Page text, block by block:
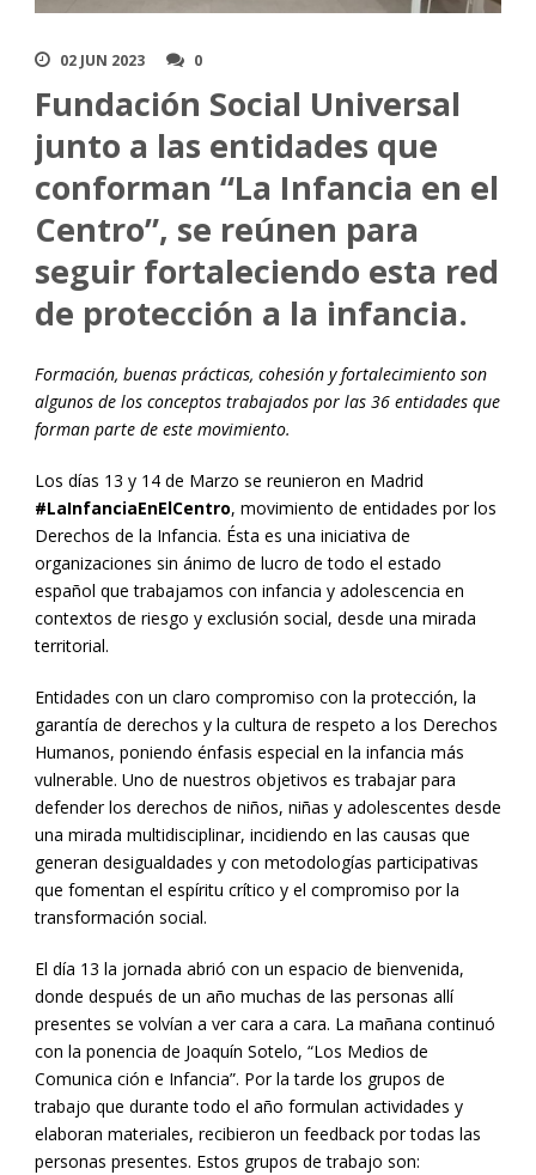
02 JUN 2023 0
Fundación Social Universal
junto a las entidades que
conforman “La Infancia en el
Centro”, se reúnen para
seguir fortaleciendo esta red
de protección a la infancia.
Formación, buenas prácticas, cohesión y fortalecimiento son
algunos de los conceptos trabajados por las 36 entidades que
forman parte de este movimiento.
Los días 13 y 14 de Marzo se reunieron en Madrid
#LaInfanciaEnElCentro, movimiento de entidades por los
Derechos de la Infancia. Ésta es una iniciativa de
organizaciones sin ánimo de lucro de todo el estado
español que trabajamos con infancia y adolescencia en
contextos de riesgo y exclusión social, desde una mirada
territorial.
Entidades con un claro compromiso con la protección, la
garantía de derechos y la cultura de respeto a los Derechos
Humanos, poniendo énfasis especial en la infancia más
vulnerable. Uno de nuestros objetivos es trabajar para
defender los derechos de niños, niñas y adolescentes desde
una mirada multidisciplinar, incidiendo en las causas que
generan desigualdades y con metodologías participativas
que fomentan el espíritu crítico y el compromiso por la
transformación social.
El día 13 la jornada abrió con un espacio de bienvenida,
donde después de un año muchas de las personas allí
presentes se volvían a ver cara a cara. La mañana continuó
con la ponencia de Joaquín Sotelo, “Los Medios de
Comunica ción e Infancia”. Por la tarde los grupos de
trabajo que durante todo el año formulan actividades y
elaboran materiales, recibieron un feedback por todas las
personas presentes. Estos grupos de trabajo son: